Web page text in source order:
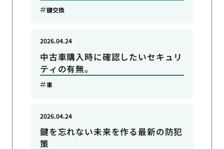
鍵交換
中古車購入時に確認したいセキュリ
ティの有無。
2026.04.24
車
鍵を忘れない未来を作る最新の防犯
策
2026.04.24